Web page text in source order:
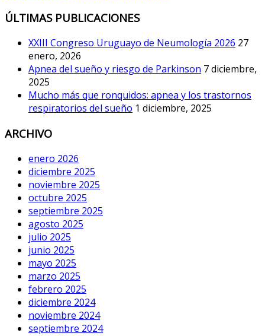
ÚLTIMAS PUBLICACIONES
XXIII Congreso Uruguayo de Neumología 2026 27
enero, 2026
Apnea del sueño y riesgo de Parkinson 7 diciembre,
2025
Mucho más que ronquidos: apnea y los trastornos
respiratorios del sueño 1 diciembre, 2025
ARCHIVO
enero 2026
diciembre 2025
noviembre 2025
octubre 2025
septiembre 2025
agosto 2025
julio 2025
junio 2025
mayo 2025
marzo 2025
febrero 2025
diciembre 2024
noviembre 2024
septiembre 2024